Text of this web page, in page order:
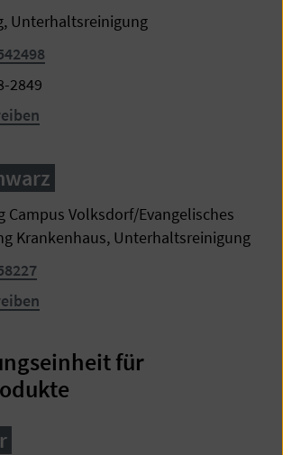
Unterhaltsreinigung
2849
Volksdorf/Evangelisches
Krankenhaus, Unterhaltsreinigung
für